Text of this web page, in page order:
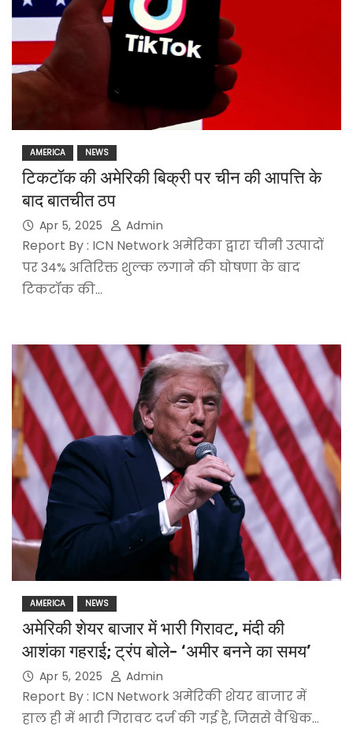
AMERICA NEWS
टिकटॉक की अमेरिकी बिक्री पर चीन की आपत्ति के
बाद बातचीत ठप
Apr 5, 2025 Admin
Report By : ICN Network अमेरिका द्वारा चीनी उत्पादों
पर 34% अतिरिक्त शुल्क लगाने की घोषणा के बाद
टिकटॉक की…
AMERICA NEWS
अमेरिकी शेयर बाजार में भारी गिरावट, मंदी की
आशंका गहराई; ट्रंप बोले- ‘अमीर बनने का समय’
Apr 5, 2025 Admin
Report By : ICN Network अमेरिकी शेयर बाजार में
हाल ही में भारी गिरावट दर्ज की गई है, जिससे वैश्विक…